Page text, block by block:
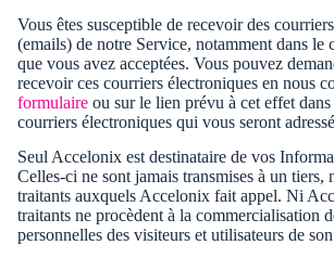
Vous êtes susceptible de recevoir des
(emails) de notre Service, notamment dans le
que vous avez acceptées. Vous pouvez
recevoir ces courriers électroniques en nous
formulaire ou sur le lien prévu à cet effet dans
courriers électroniques qui vous seront
Seul Accelonix est destinataire de vos
Celles-ci ne sont jamais transmises à un tiers,
traitants auxquels Accelonix fait appel. Ni
traitants ne procèdent à la commercialisation
personnelles des visiteurs et utilisateurs de